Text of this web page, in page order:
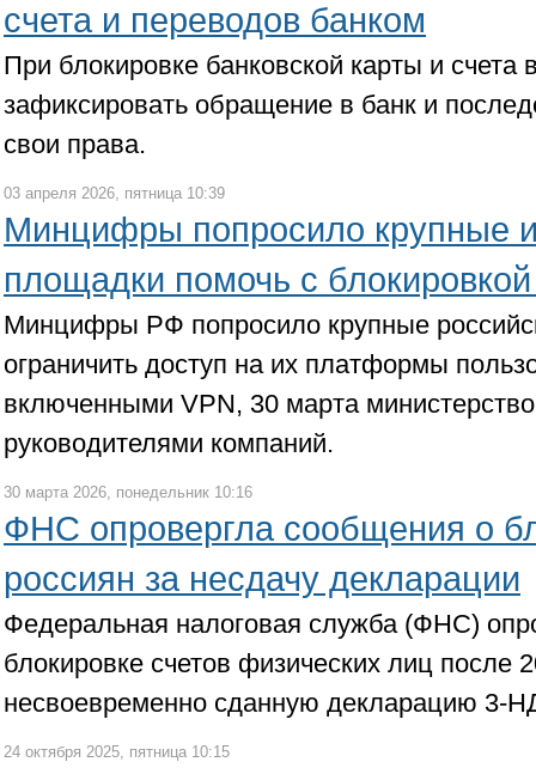
счета и переводов банком
При блокировке банковской карты и счета
зафиксировать обращение в банк и
свои права.
03 апреля 2026, пятница 10:39
Минцифры попросило крупные
площадки помочь с
Минцифры РФ попросило крупные
ограничить доступ на их платформы
включенными VPN, 30 марта
руководителями компаний.
30 марта 2026, понедельник 10:16
ФНС опровергла сообщения о
россиян за несдачу декларации
Федеральная налоговая служба (ФНС)
блокировке счетов физических лиц после
несвоевременно сданную декларацию 3-
24 октября 2025, пятница 10:15